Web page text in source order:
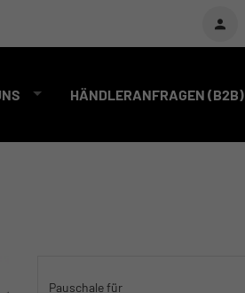
HÄNDLERANFRAGEN (B2B)
Pauschale für